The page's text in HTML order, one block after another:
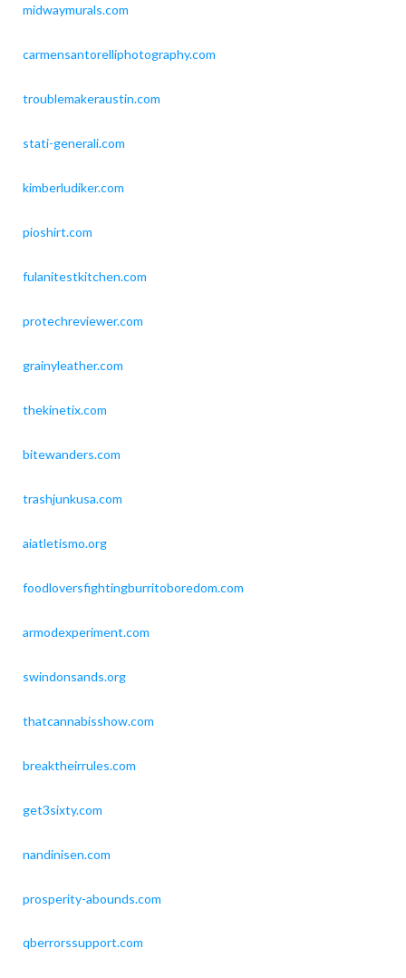
midwaymurals.com
carmensantorelliphotography.com
troublemakeraustin.com
stati-generali.com
kimberludiker.com
pioshirt.com
fulanitestkitchen.com
protechreviewer.com
grainyleather.com
thekinetix.com
bitewanders.com
trashjunkusa.com
aiatletismo.org
foodloversfightingburritoboredom.com
armodexperiment.com
swindonsands.org
thatcannabisshow.com
breaktheirrules.com
get3sixty.com
nandinisen.com
prosperity-abounds.com
qberrorssupport.com